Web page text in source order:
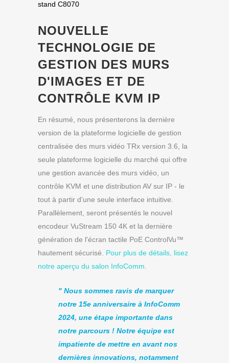
stand C8070
NOUVELLE
TECHNOLOGIE DE
GESTION DES MURS
D'IMAGES ET DE
CONTRÔLE KVM IP
En résumé, nous présenterons la dernière
version de la plateforme logicielle de gestion
centralisée des murs vidéo TRx version 3.6, la
seule plateforme logicielle du marché qui offre
une gestion avancée des murs vidéo, un
contrôle KVM et une distribution AV sur IP - le
tout à partir d'une seule interface intuitive.
Parallèlement, seront présentés le nouvel
encodeur VuStream 150 4K et la dernière
génération de l'écran tactile PoE ControlVu™
hautement sécurisé. Pour plus de détails, lisez
notre aperçu du salon InfoComm.
" Nous sommes ravis de marquer
notre 15e anniversaire à InfoComm
2024, une étape importante dans
notre parcours ! Notre équipe est
impatiente de mettre en avant nos
dernières innovations, notamment